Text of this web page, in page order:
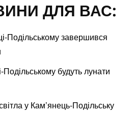
ДЛЯ ВАС:
Подільському завершився
будуть лунати
у Кам’янець-Подільську